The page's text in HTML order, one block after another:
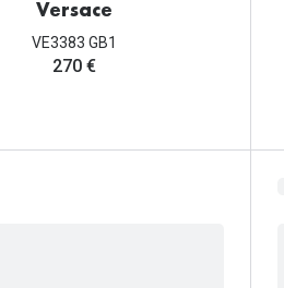
Versace
VE3383 GB1
270 €